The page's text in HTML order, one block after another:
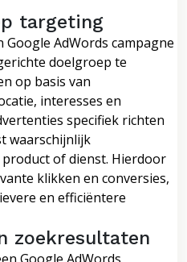
targeting
AdWords campagne
doelgroep te
op basis van
interesses en
specifiek richten
waarschijnlijk
of dienst. Hierdoor
klikken en conversies,
en efficiëntere
zoekresultaten
Google AdWords